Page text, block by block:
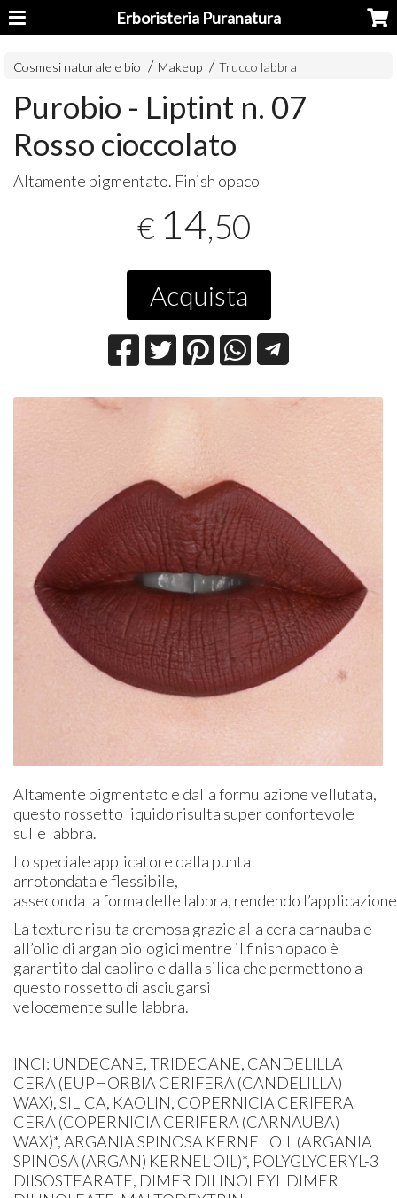
Erboristeria Puranatura
Cosmesi naturale e bio Makeup Trucco labbra
Purobio - Liptint n. 07
Rosso cioccolato
Altamente pigmentato. Finish opaco
€ 14,50
Acquista
Altamente pigmentato e dalla formulazione vellutata,
questo rossetto liquido risulta super confortevole
sulle labbra.
Lo speciale applicatore dalla punta
arrotondata e flessibile,
asseconda la forma delle labbra, rendendo
La texture risulta cremosa grazie alla cera carnauba e
all’olio di argan biologici mentre il finish opaco è
garantito dal caolino e dalla silica che permettono a
questo rossetto di asciugarsi
velocemente sulle labbra.
INCI: UNDECANE, TRIDECANE, CANDELILLA
CERA (EUPHORBIA CERIFERA (CANDELILLA)
WAX), SILICA, KAOLIN, COPERNICIA CERIFERA
CERA (COPERNICIA CERIFERA (CARNAUBA)
WAX)*, ARGANIA SPINOSA KERNEL OIL (ARGANIA
SPINOSA (ARGAN) KERNEL OIL)*, POLYGLYCERYL-3
DIISOSTEARATE, DIMER DILINOLEYL DIMER